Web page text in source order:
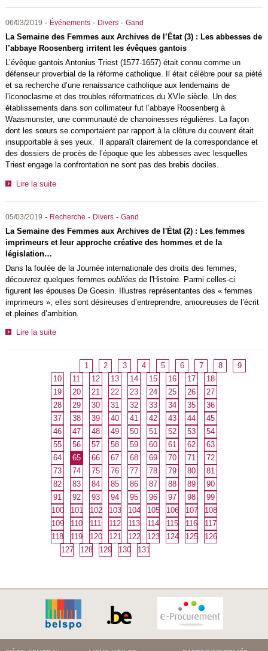
06/03/2019 - Événements- Divers- Gand
La Semaine des Femmes aux Archives de l’État (3) : Les abbesses de
l’abbaye Roosenberg irritent les évêques gantois
L’évêque gantois Antonius Triest (1577-1657) était connu comme un
défenseur proverbial de la réforme catholique. Il était célèbre pour sa piété
et sa recherche d’une renaissance catholique aux lendemains de
l’iconoclasme et des troubles réformatrices du XVIe siècle. Un des
établissements dans son collimateur fut l’abbaye Roosenberg à
Waasmunster, une communauté de chanoinesses régulières. La façon
dont les sœurs se comportaient par rapport à la clôture du couvent était
insupportable à ses yeux. Il apparaît clairement de la correspondance et
des dossiers de procès de l’époque que les abbesses avec lesquelles
Triest engage la confrontation ne sont pas des brebis dociles.
Lire la suite
05/03/2019 - Recherche - Divers- Gand
La Semaine des Femmes aux Archives de l'État (2) : Les femmes
imprimeurs et leur approche créative des hommes et de la
législation…
Dans la foulée de la Journée internationale des droits des femmes,
découvrez quelques femmes oubliées de l'Histoire. Parmi celles-ci
figurent les épouses De Goesin. Illustres représentantes des « femmes
imprimeurs », elles sont désireuses d’entreprendre, amoureuses de l’écrit
et pleines d’ambition.
Lire la suite
1 2 3 4 5 6 7 8
9
10
11 12 13 14 15 16 17
18
19
20 21 22 23 24 25 26
27
28
29 30 31 32 33 34 35
36
37
38 39 40 41 42 43 44
45
46
47 48 49 50 51 52 53
54
55
56 57 58 59 60 61 62
63
64
65 66 67 68 69 70 71
72
73
74 75 76 77 78 79 80
81
82
83 84 85 86 87 88 89
90
91
92 93 94 95 96 97 98
99
100
101 102 103 104 105 106 107
108
109
110 111 112 113 114 115 116
117
118
119 120 121 122 123 124 125
126
127
128 129 130 131